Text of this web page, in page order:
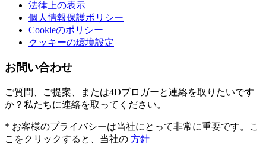
法律上の表示
個人情報保護ポリシー
Cookieのポリシー
クッキーの環境設定
お問い合わせ
ご質問、ご提案、または4Dブロガーと連絡を取りたいです
か？私たちに連絡を取ってください。
* お客様のプライバシーは当社にとって非常に重要です。こ
こをクリックすると、当社の 方針